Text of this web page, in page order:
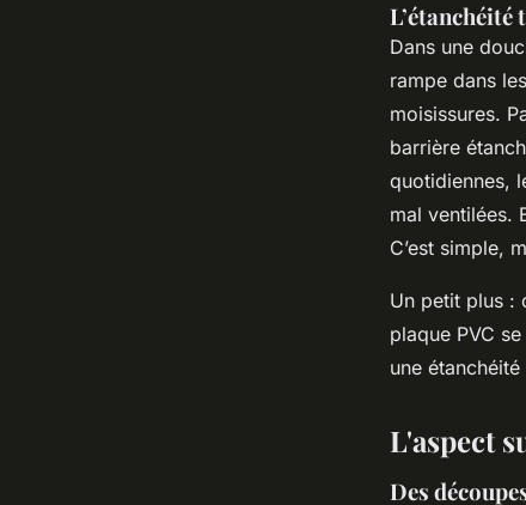
Dans une
rampe dans
moisissures.
barrière
quotidiennes,
mal ventilées.
C’est simple,
Un petit plus :
plaque PVC
une
L'aspect
Des